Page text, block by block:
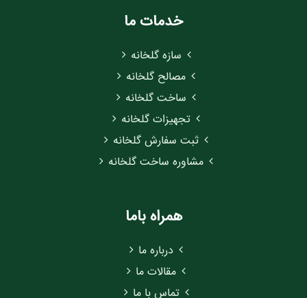
خدمات ما
سازه گلخانه
مصالح گلخانه
ساخت گلخانه
تجهیزات گلخانه
ثبت سفارش گلخانه
مشاوره ساخت گلخانه
همراه باما
درباره ما
مقالات ما
تماس با ما